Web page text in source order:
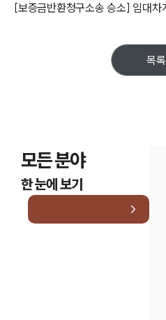
목록
모든 분야
한 눈에 보기